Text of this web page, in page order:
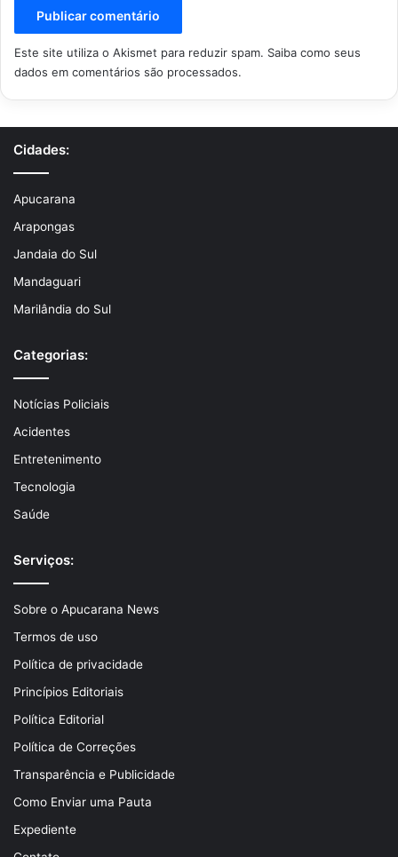
Este site utiliza o Akismet para reduzir spam. Saiba como seus
dados em comentários são processados.
Cidades:
Apucarana
Arapongas
Jandaia do Sul
Mandaguari
Marilândia do Sul
Categorias:
Notícias Policiais
Acidentes
Entretenimento
Tecnologia
Saúde
Serviços:
Sobre o Apucarana News
Termos de uso
Política de privacidade
Princípios Editoriais
Política Editorial
Política de Correções
Transparência e Publicidade
Como Enviar uma Pauta
Expediente